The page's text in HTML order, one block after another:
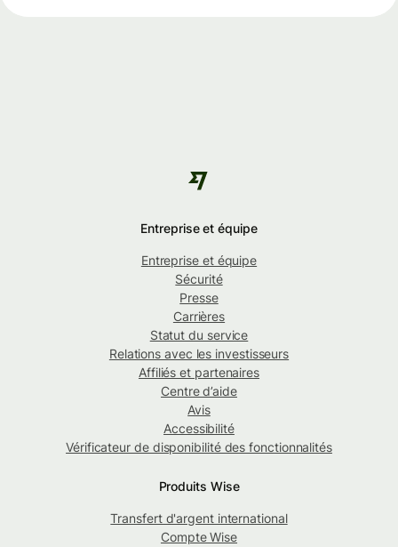
Entreprise et équipe
Entreprise et équipe
Sécurité
Presse
Carrières
Statut du service
Relations avec les investisseurs
Affiliés et partenaires
Centre d’aide
Avis
Accessibilité
Vérificateur de disponibilité des fonctionnalités
Produits Wise
Transfert d'argent international
Compte Wise